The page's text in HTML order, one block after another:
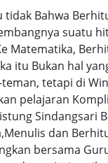
tidak Bahwa
suatu
Matematika,
itu Bukan hal
tetapi di
pelajaran
Sindangsari
dan
bersama